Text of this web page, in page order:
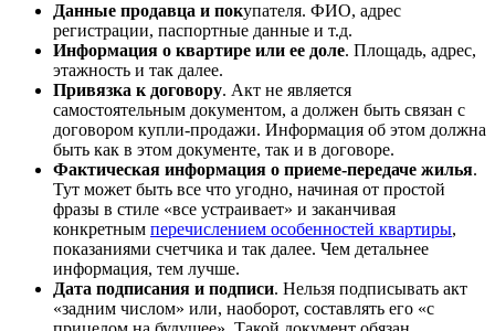
Данные продавца и покупателя. ФИО, адрес
регистрации, паспортные данные и т.д.
Информация о квартире или ее доле. Площадь, адрес,
этажность и так далее.
Привязка к договору. Акт не является
самостоятельным документом, а должен быть связан с
договором купли-продажи. Информация об этом должна
быть как в этом документе, так и в договоре.
Фактическая информация о приеме-передаче жилья.
Тут может быть все что угодно, начиная от простой
фразы в стиле «все устраивает» и заканчивая
конкретным перечислением особенностей квартиры,
показаниями счетчика и так далее. Чем детальнее
информация, тем лучше.
Дата подписания и подписи. Нельзя подписывать акт
«задним числом» или, наоборот, составлять его «с